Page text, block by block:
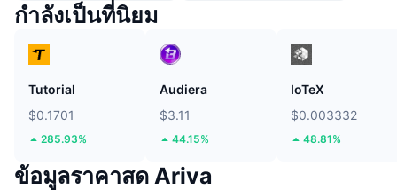
กำลังเป็นที่นิยม
Tutorial
$0.1701
285.93%
Audiera
$3.11
44.15%
IoTeX
$0.003332
48.81%
ข้อมูลราคาสด Ariva